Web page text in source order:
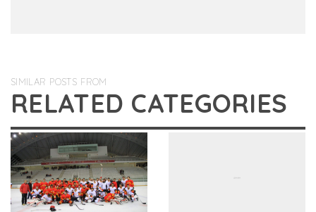
SIMILAR POSTS FROM
RELATED CATEGORIES